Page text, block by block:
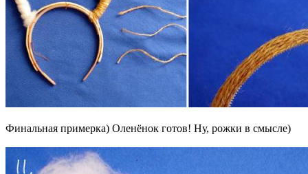
Финальная примерка) Оленёнок готов! Ну, рожки в смысле)